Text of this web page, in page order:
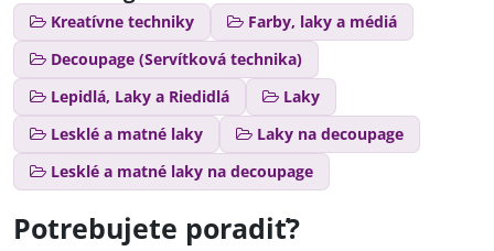
Kreatívne techniky
Farby, laky a médiá
Decoupage (Servítková technika)
Lepidlá, Laky a Riedidlá
Laky
Lesklé a matné laky
Laky na decoupage
Lesklé a matné laky na decoupage
Potrebujete poradiť?